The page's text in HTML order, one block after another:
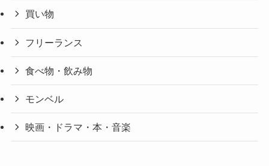
買い物
フリーランス
食べ物・飲み物
モンベル
映画・ドラマ・本・音楽